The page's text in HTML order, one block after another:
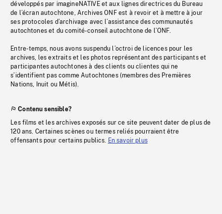
développés par imagineNATIVE et aux lignes directrices du Bureau
de l’écran autochtone, Archives ONF est à revoir et à mettre à jour
ses protocoles d’archivage avec l’assistance des communautés
autochtones et du comité-conseil autochtone de l’ONF.
Entre-temps, nous avons suspendu l’octroi de licences pour les
archives, les extraits et les photos représentant des participants et
participantes autochtones à des clients ou clientes qui ne
s’identifient pas comme Autochtones (membres des Premières
Nations, Inuit ou Métis).
Contenu sensible?
Les films et les archives exposés sur ce site peuvent dater de plus de
120 ans. Certaines scènes ou termes reliés pourraient être
offensants pour certains publics. En savoir plus